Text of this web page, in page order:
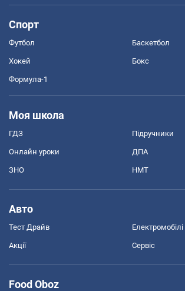
Спорт
Футбол Баскетбол
Хокей Бокс
Формула-1
Моя школа
ГДЗ Підручники
Онлайн уроки ДПА
ЗНО НМТ
Авто
Тест Драйв Електромобілі
Акції Сервіс
Food Oboz